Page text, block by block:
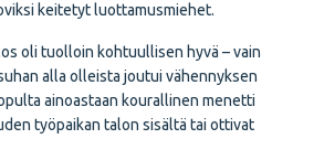
keitetyt luottamusmiehet.
oli tuolloin kohtuullisen hyvä – vain
alla olleista joutui vähennyksen
ainoastaan kourallinen menetti
työpaikan talon sisältä tai ottivat